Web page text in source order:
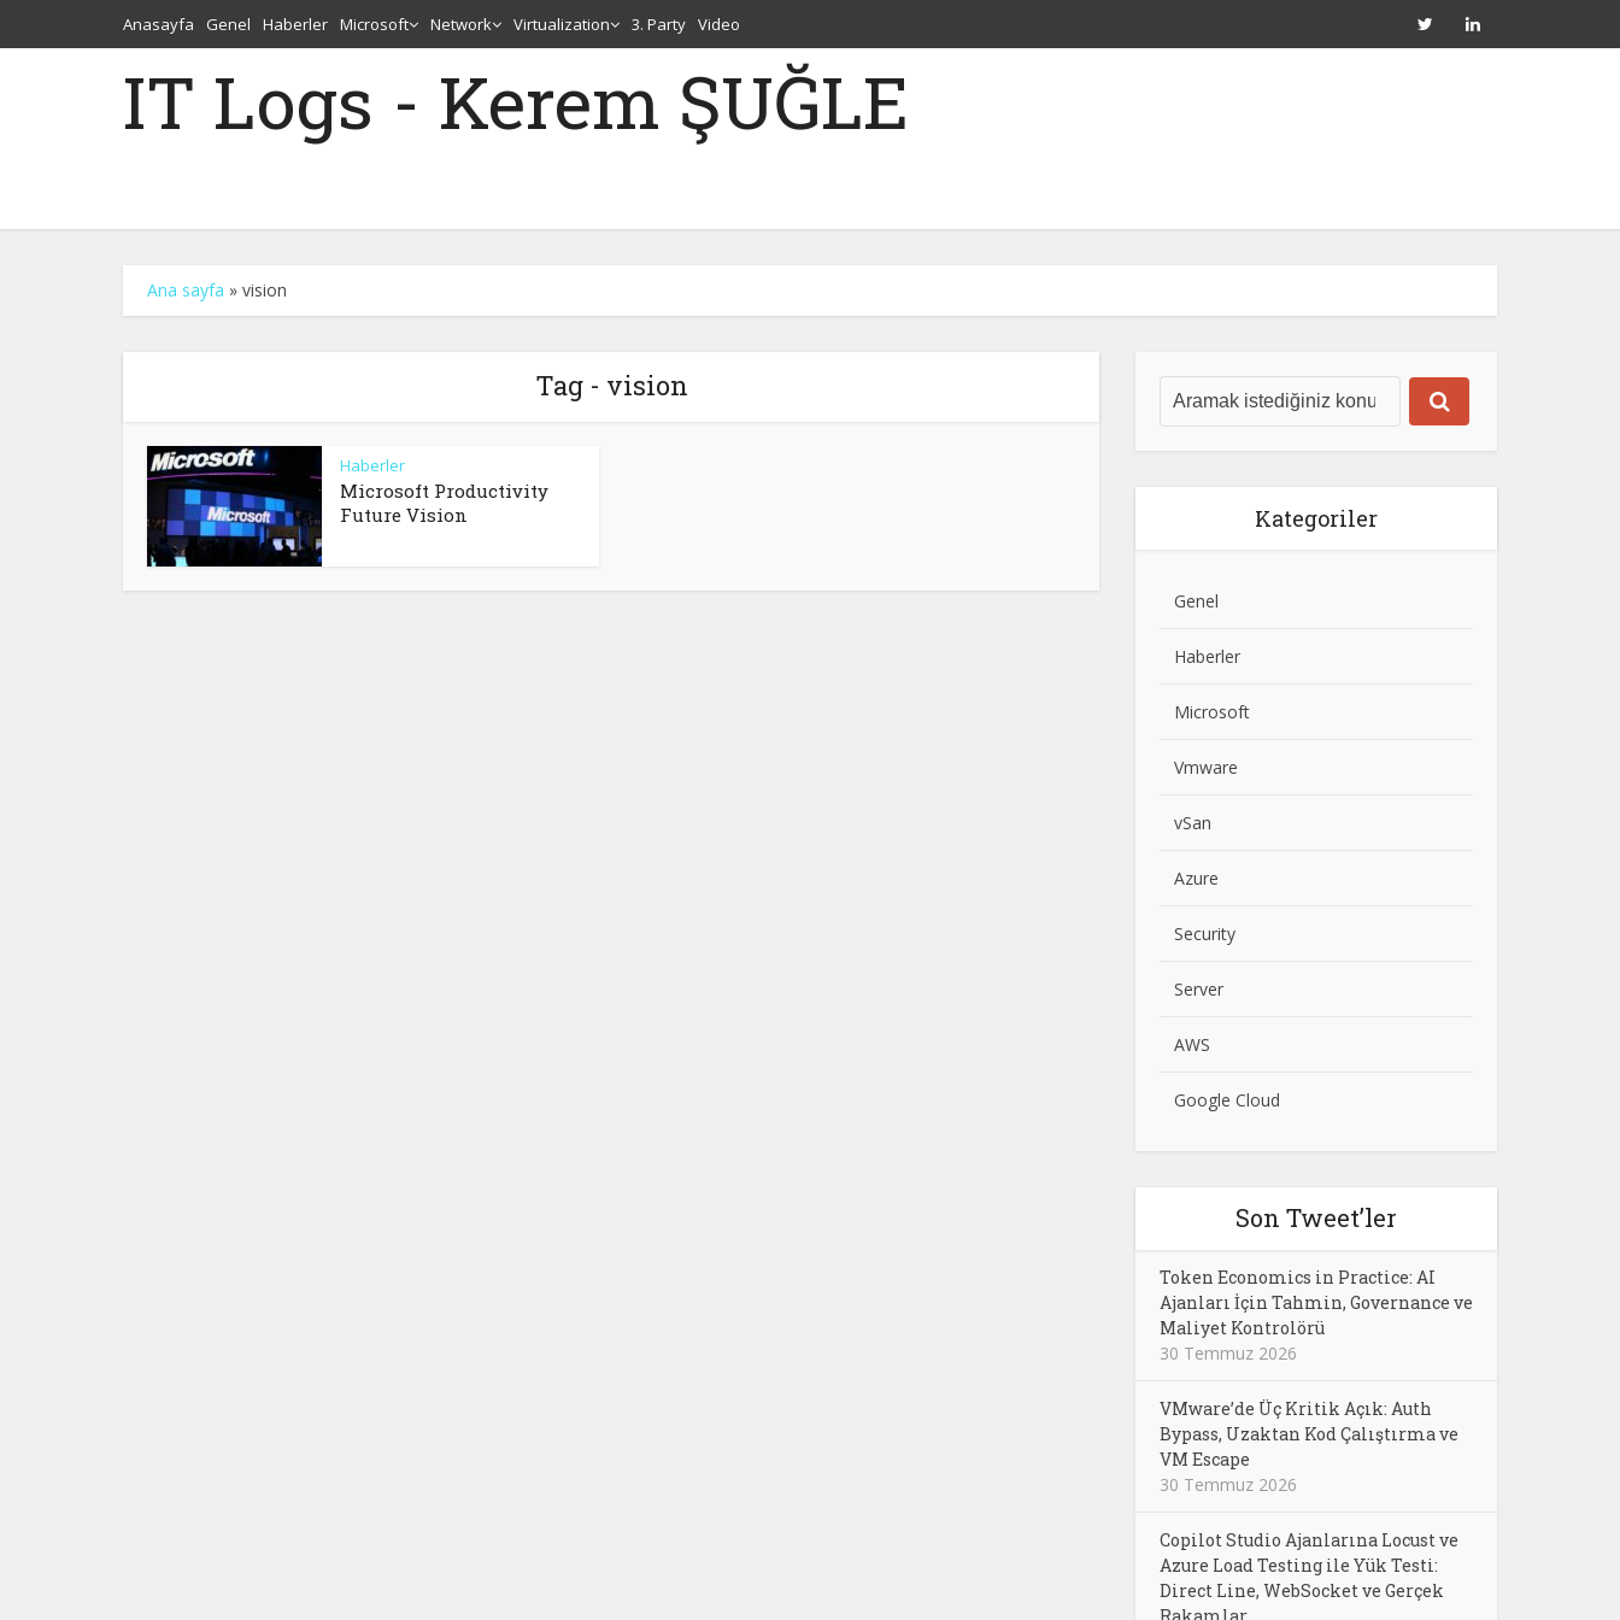
Anasayfa Genel Haberler Microsoft Network Virtualization 3. Party Video
IT Logs - Kerem ŞUĞLE
Ana sayfa » vision
Tag - vision
Haberler
Microsoft Productivity
Future Vision
Kategoriler
Genel
Haberler
Microsoft
Vmware
vSan
Azure
Security
Server
AWS
Google Cloud
Son Tweet’ler
Token Economics in Practice: AI
Ajanları İçin Tahmin, Governance ve
Maliyet Kontrolörü
30 Temmuz 2026
VMware’de Üç Kritik Açık: Auth
Bypass, Uzaktan Kod Çalıştırma ve
VM Escape
30 Temmuz 2026
Copilot Studio Ajanlarına Locust ve
Azure Load Testing ile Yük Testi:
Direct Line, WebSocket ve Gerçek